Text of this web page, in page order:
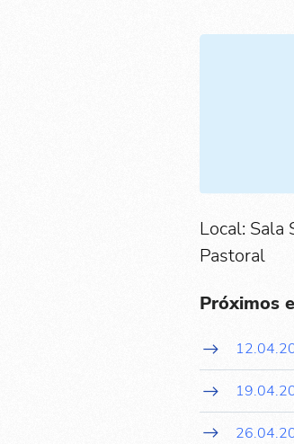
Local: Sala
Pastoral
Próximos